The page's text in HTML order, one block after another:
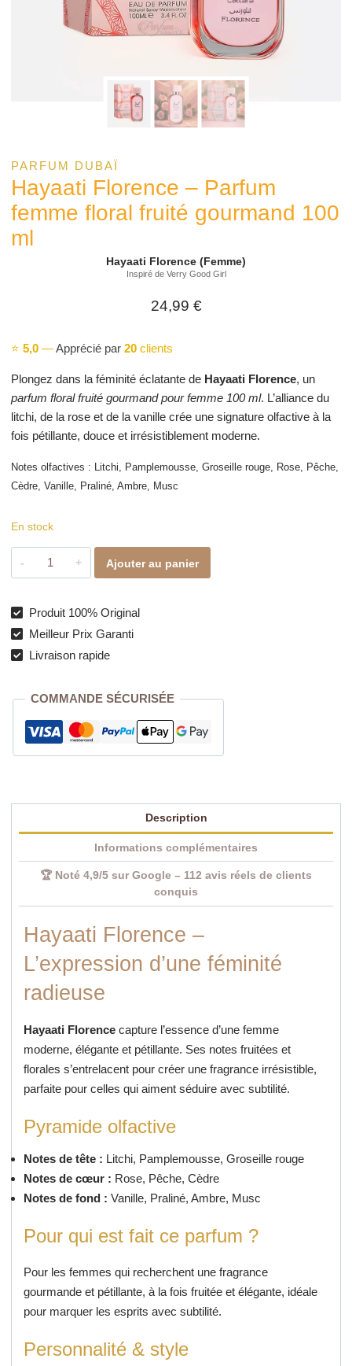
PARFUM DUBAÏ
Hayaati Florence – Parfum
femme floral fruité gourmand 100
ml
Hayaati Florence (Femme)
Inspiré de Verry Good Girl
24,99 €
⭐ 5,0—Apprécié par 20clients
Plongez dans la féminité éclatante de Hayaati Florence, un
parfum floral fruité gourmand pour femme 100 ml. L’alliance du
litchi, de la rose et de la vanille crée une signature olfactive à la
fois pétillante, douce et irrésistiblement moderne.
Notes olfactives : Litchi, Pamplemousse, Groseille rouge, Rose, Pêche,
Cèdre, Vanille, Praliné, Ambre, Musc
En stock
quantité
de
Florence
–
Parfum
fruité
gourmand
100
Ajouter au panier
Produit 100% Original
Meilleur Prix Garanti
Livraison rapide
COMMANDE SÉCURISÉE
Description
Informations complémentaires
🏆 Noté 4,9/5 sur Google – 112 avis réels de clients
conquis
Hayaati Florence –
L’expression d’une féminité
radieuse
Hayaati Florencecapture l’essence d’une femme
moderne, élégante et pétillante. Ses notes fruitées et
florales s’entrelacent pour créer une fragrance irrésistible,
parfaite pour celles qui aiment séduire avec subtilité.
Pyramide olfactive
Notes de tête : Litchi, Pamplemousse, Groseille rouge
Notes de cœur : Rose, Pêche, Cèdre
Notes de fond : Vanille, Praliné, Ambre, Musc
Pour qui est fait ce parfum ?
Pour les femmes qui recherchent une fragrance
gourmande et pétillante, à la fois fruitée et élégante, idéale
pour marquer les esprits avec subtilité.
Personnalité & style